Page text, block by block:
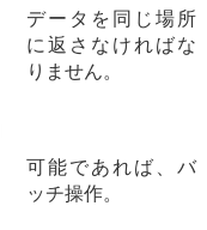
データを同じ場所
に返さなければな
りません。
可能であれば、バ
ッチ操作。